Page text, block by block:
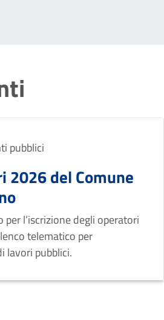
pubblici
2026 del Comune
per l’iscrizione degli operatori
telematico per
lavori pubblici.